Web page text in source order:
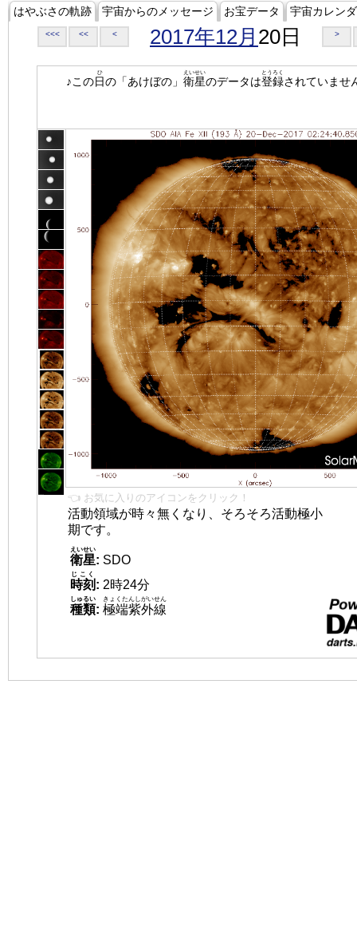
はやぶさの軌跡 宇宙からのメッセージ お宝データ 宇宙カレン
<<< << < 2017年12月 20日 >
♪この日
ひ
の「あけぼの」 衛星
えいせい
のデータは登録
とうろく
されていませ
👈 お気に入りのアイコンをクリック！
活動領域が時々無くなり、そろそろ活動極小
期です。
衛星
えいせい
: SDO
時刻
じこく
: 2時24分
種類
しゅるい
: 極端紫外線
きょくたんしがいせん